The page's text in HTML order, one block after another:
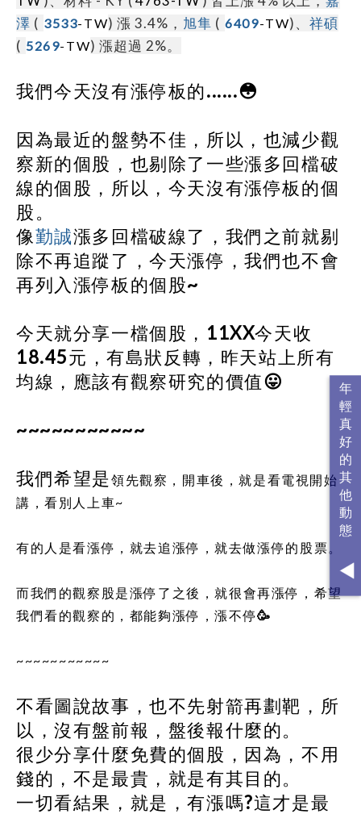
澤 ( 3533-TW) 漲 3.4%， 旭隼 ( 6409-TW)、祥碩
( 5269-TW) 漲超過 2%。
我們今天沒有漲停板的......😳
因為最近的盤勢不佳，所以，也減少觀
察新的個股，也剔除了一些漲多回檔破
線的個股，所以，今天沒有漲停板的個
股。
像勤誠漲多回檔破線了，我們之前就剔
除不再追蹤了，今天漲停，我們也不會
再列入漲停板的個股~
今天就分享一檔個股，11XX今天收
18.45元，有島狀反轉，昨天站上所有
均線，應該有觀察研究的價值😛
~~~~~~~~~~~
我們希望是領先觀察，開車後，就是看電視開始
講，看別人上車~
有的人是看漲停，就去追漲停，就去做漲停的股票。
而我們的觀察股是漲停了之後，就很會再漲停，希望
我們看的觀察的，都能夠漲停，漲不停🥳
~~~~~~~~~~~
不看圖說故事，也不先射箭再劃靶，所
以，沒有盤前報，盤後報什麼的。
很少分享什麼免費的個股，因為，不用
錢的，不是最貴，就是有其目的。
一切看結果，就是，有漲嗎?這才是最